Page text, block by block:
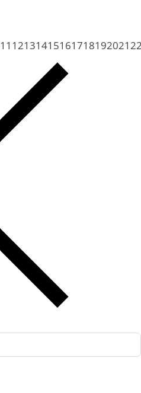
11 12131415161718192021